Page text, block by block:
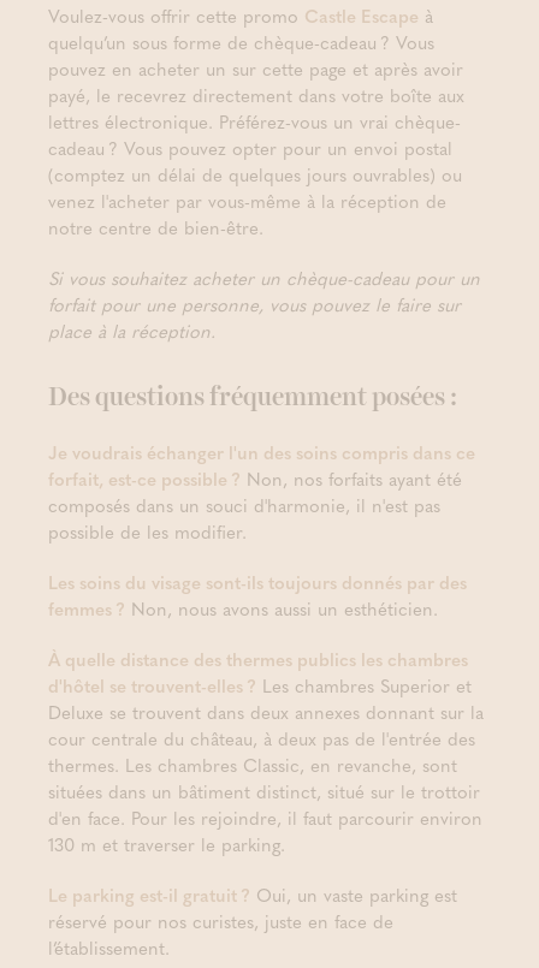
Voulez-vous offrir cette promo Castle Escape à
quelqu’un sous forme de chèque-cadeau ? Vous
pouvez en acheter un sur cette page et après avoir
payé, le recevrez directement dans votre boîte aux
lettres électronique. Préférez-vous un vrai chèque-
cadeau ? Vous pouvez opter pour un envoi postal
(comptez un délai de quelques jours ouvrables) ou
venez l'acheter par vous-même à la réception de
notre centre de bien-être.
Si vous souhaitez acheter un chèque-cadeau pour un
forfait pour une personne, vous pouvez le faire sur
place à la réception.
Des questions fréquemment posées :
Je voudrais échanger l'un des soins compris dans ce
forfait, est-ce possible ? Non, nos forfaits ayant été
composés dans un souci d'harmonie, il n'est pas
possible de les modifier.
Les soins du visage sont-ils toujours donnés par des
femmes ? Non, nous avons aussi un esthéticien.
À quelle distance des thermes publics les chambres
d'hôtel se trouvent-elles ? Les chambres Superior et
Deluxe se trouvent dans deux annexes donnant sur la
cour centrale du château, à deux pas de l'entrée des
thermes. Les chambres Classic, en revanche, sont
situées dans un bâtiment distinct, situé sur le trottoir
d'en face. Pour les rejoindre, il faut parcourir environ
130 m et traverser le parking.
Le parking est-il gratuit ? Oui, un vaste parking est
réservé pour nos curistes, juste en face de
l’établissement.